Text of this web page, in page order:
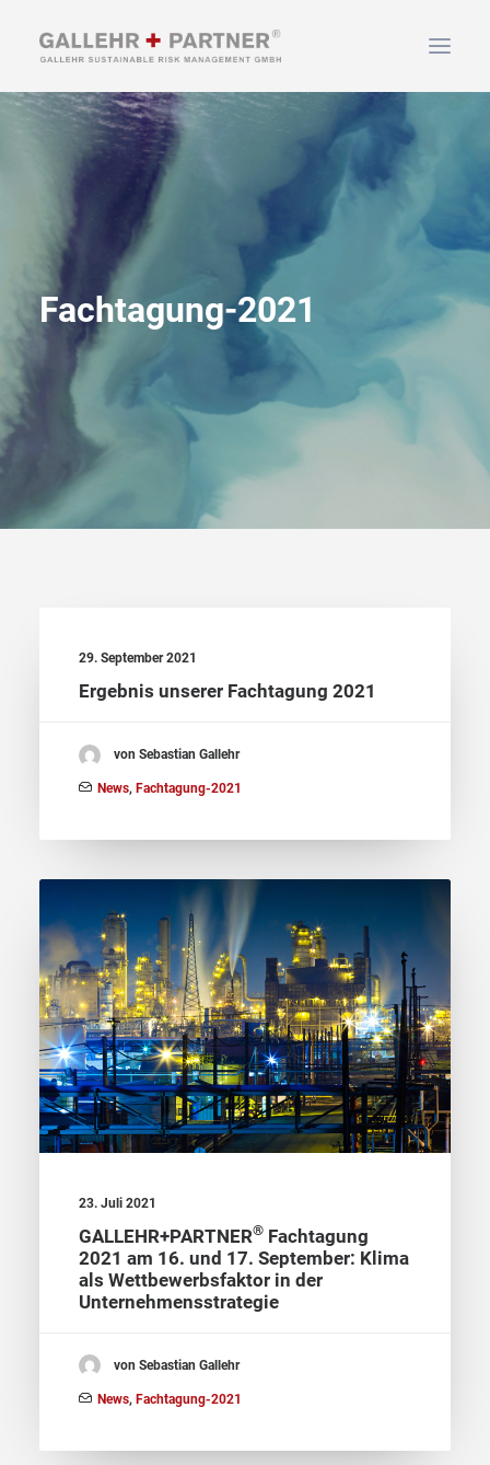
NEWS & INFOS
KONTAKT
Fachtagung-2021
29. September 2021
Ergebnis unserer Fachtagung 2021
von Sebastian Gallehr
News, Fachtagung-2021
23. Juli 2021
GALLEHR+PARTNER® Fachtagung
2021 am 16. und 17. September: Klima
als Wettbewerbsfaktor in der
Unternehmensstrategie
von Sebastian Gallehr
News, Fachtagung-2021